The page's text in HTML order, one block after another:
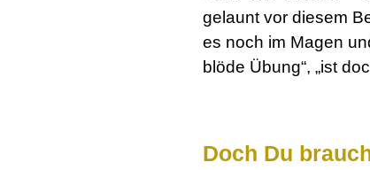
gelaunt vor diesem
es noch im Magen
blöde Übung“, „ist
Doch Du